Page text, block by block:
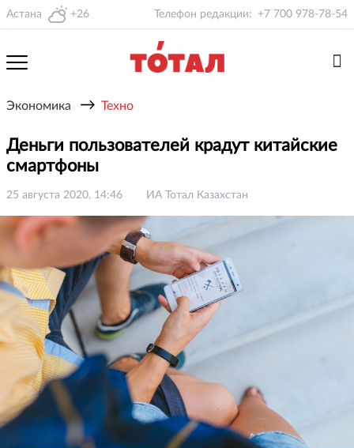
Астана +26 Телефон редакции: +7 700 978-78-54
Экономика → Техно
Деньги пользователей крадут китайские
смартфоны
25 августа 2020, 14:46 ИА Тотал Казахстан